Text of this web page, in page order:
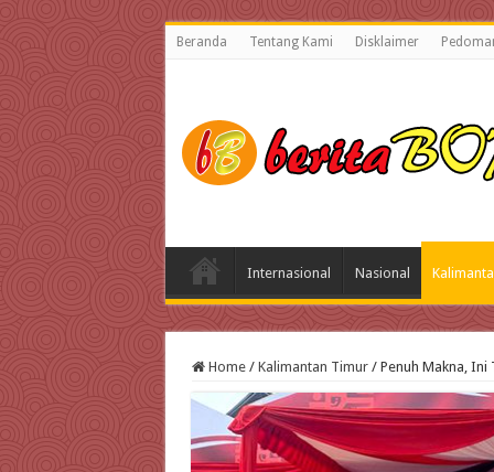
Beranda Tentang Kami Disklaimer
Internasional Nasional
Home / Kalimantan Timur / Penuh Makna, Ini